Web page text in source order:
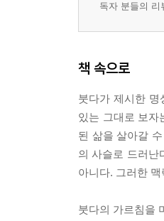
12. 명상의 지침
형이상학적 난
소멸하는 간략한
색인
참고문헌
독자 분들의
책 속으로
붓다가 제시한 명
있는 그대로 보자
된 삶을 살아갈
의 사슬로 드러난
아니다. 그러한
붓다의 가르침을